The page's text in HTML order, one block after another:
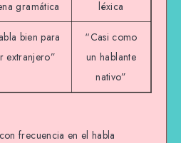
gramática
léxica
bien para
extranjero”
“Casi como
un hablante
nativo”
frecuencia en el habla